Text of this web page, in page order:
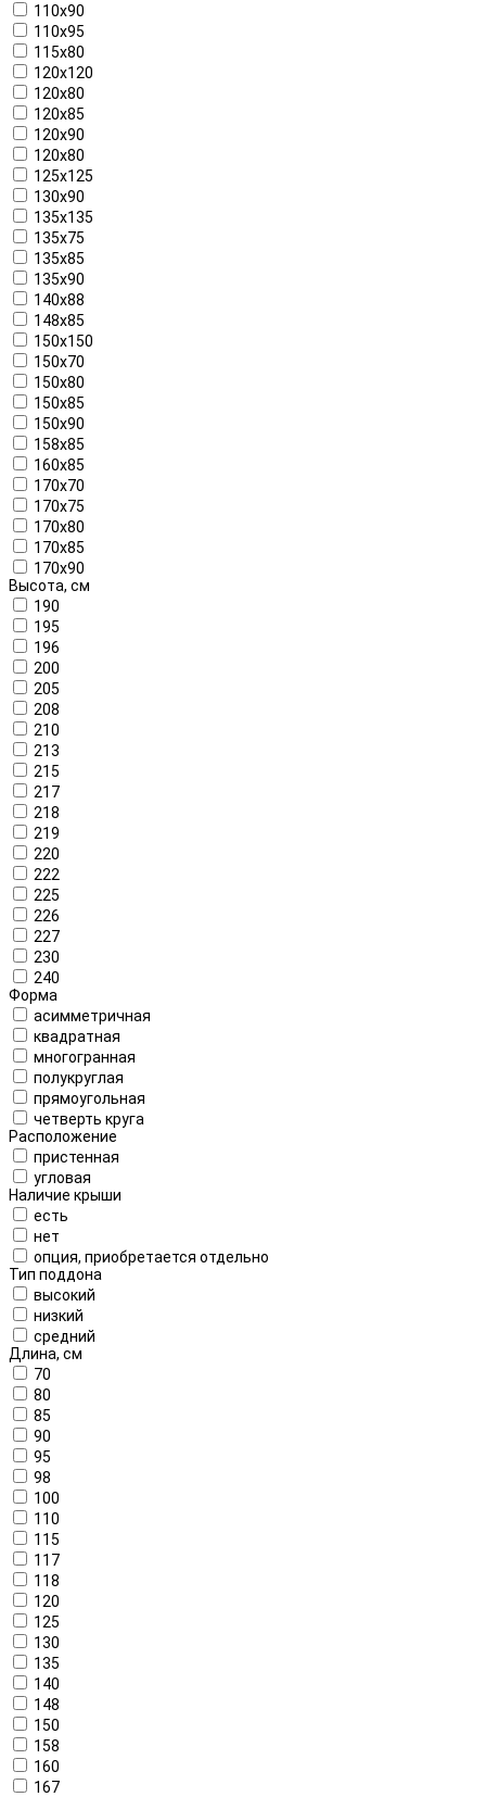
110x90
110x95
115x80
120x120
120x80
120x85
120x90
120х80
125x125
130x90
135x135
135x75
135x85
135x90
140x88
148x85
150x150
150x70
150x80
150x85
150x90
158x85
160х85
170x70
170x75
170x80
170x85
170x90
Высота, см
190
195
196
200
205
208
210
213
215
217
218
219
220
222
225
226
227
230
240
Форма
асимметричная
квадратная
многогранная
полукруглая
прямоугольная
четверть круга
Расположение
пристенная
угловая
Наличие крыши
есть
нет
опция, приобретается отдельно
Тип поддона
высокий
низкий
средний
Длина, см
70
80
85
90
95
98
100
110
115
117
118
120
125
130
135
140
148
150
158
160
167